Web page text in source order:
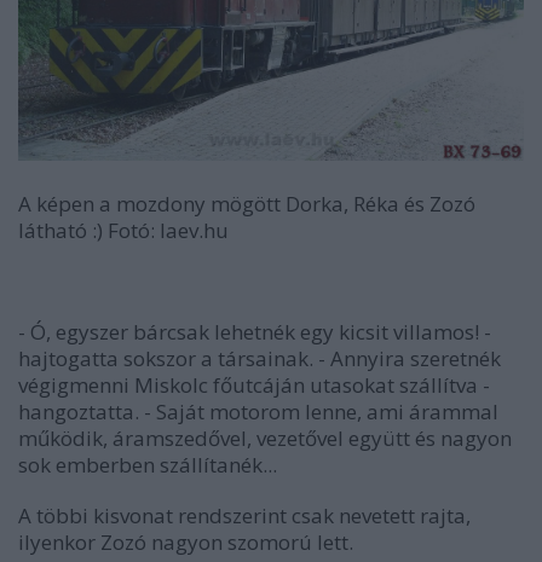
A képen a mozdony mögött Dorka, Réka és Zozó
látható :) Fotó: laev.hu
- Ó, egyszer bárcsak lehetnék egy kicsit villamos! -
hajtogatta sokszor a társainak. - Annyira szeretnék
végigmenni Miskolc főutcáján utasokat szállítva -
hangoztatta. - Saját motorom lenne, ami árammal
működik, áramszedővel, vezetővel együtt és nagyon
sok emberben szállítanék...
A többi kisvonat rendszerint csak nevetett rajta,
ilyenkor Zozó nagyon szomorú lett.